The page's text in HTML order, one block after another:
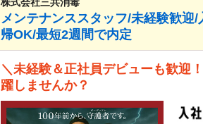
メンテナンススタッフ/未経験歓迎
帰OK/最短2週間で内定
＼未経験＆正社員デビューも歓迎
躍しませんか？